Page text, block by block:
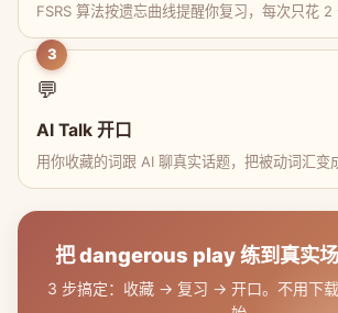
FSRS 算法按遗忘曲线提醒你复习，每次只花 2
3
💬
AI Talk 开口
用你收藏的词跟 AI 聊真实话题，把被动词汇变
把 dangerous play 练到真实
3 步搞定：收藏 → 复习 → 开口。不用下